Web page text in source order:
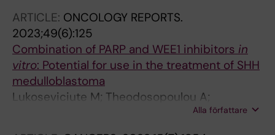
ARTICLE: ONCOLOGY REPORTS.
2023;49(6):125
Combination of PARP and WEE1 inhibitors in
vitro: Potential for use in the treatment of SHH
medulloblastoma
Lukoseviciute M; Theodosopoulou A;
Holzhauser S; Dalianis T; Kostopoulou ON
Alla författare